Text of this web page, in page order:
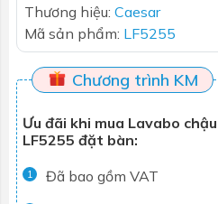
Thương hiệu: Caesar
Mã sản phẩm: LF5255
Chương trình KM
Ưu đãi khi mua Lavabo
LF5255 đặt bàn:
1 Đã bao gồm VAT